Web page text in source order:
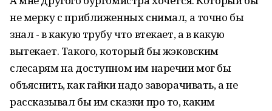
не мерку с приближенных снимал, а точно бы
знал - в какую трубу что втекает, а в какую
вытекает. Такого, который бы жэковским
слесарям на доступном им наречии мог бы
объяснить, как гайки надо заворачивать, а не
рассказывал бы им сказки про то, каким